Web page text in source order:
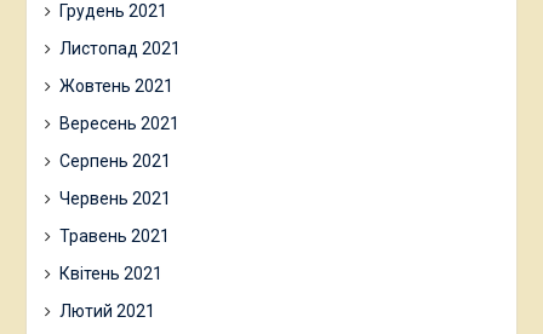
Грудень 2021
Листопад 2021
Жовтень 2021
Вересень 2021
Серпень 2021
Червень 2021
Травень 2021
Квітень 2021
Лютий 2021